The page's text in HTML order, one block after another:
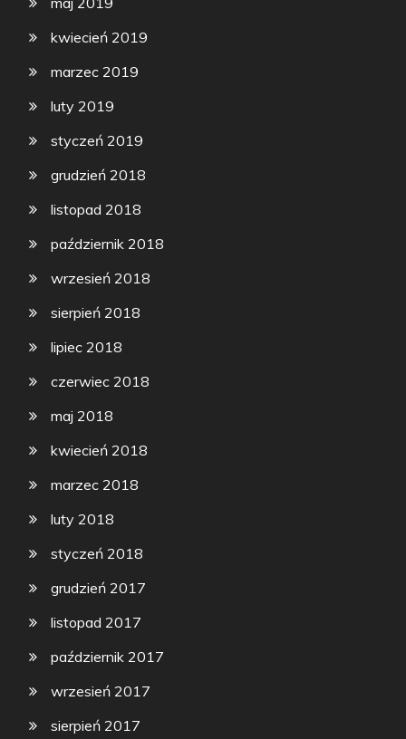
kwiecień 2019
marzec 2019
luty 2019
styczeń 2019
grudzień 2018
listopad 2018
październik 2018
wrzesień 2018
sierpień 2018
lipiec 2018
czerwiec 2018
maj 2018
kwiecień 2018
marzec 2018
luty 2018
styczeń 2018
grudzień 2017
listopad 2017
październik 2017
wrzesień 2017
sierpień 2017